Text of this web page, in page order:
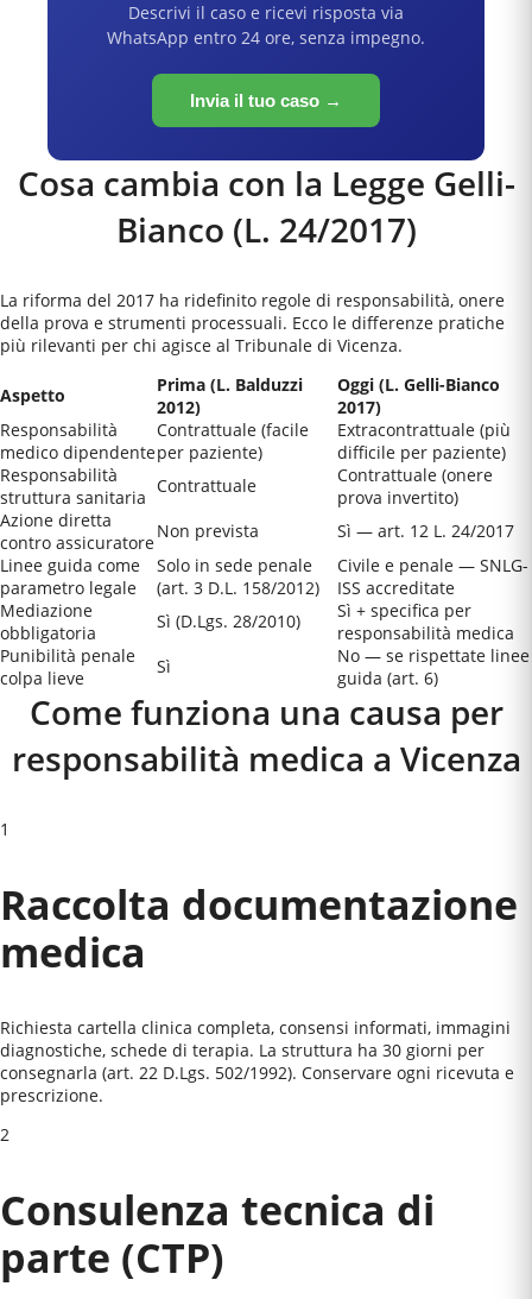
Descrivi il caso e ricevi risposta via
WhatsApp entro 24 ore, senza impegno.
Invia il tuo caso →
Cosa cambia con la Legge Gelli-
Bianco (L. 24/2017)
La riforma del 2017 ha ridefinito regole di responsabilità, onere
della prova e strumenti processuali. Ecco le differenze pratiche
più rilevanti per chi agisce al Tribunale di Vicenza.
Aspetto
Prima (L. Balduzzi
2012)
Oggi (L. Gelli-Bianco
2017)
Responsabilità
medico dipendente
Contrattuale (facile
per paziente)
Extracontrattuale (più
difficile per paziente)
Responsabilità
struttura sanitaria
Contrattuale
Contrattuale (onere
prova invertito)
Azione diretta
contro assicuratore
Non prevista
Sì — art. 12 L. 24/2017
Linee guida come
parametro legale
Solo in sede penale
(art. 3 D.L. 158/2012)
Civile e penale — SNLG-
ISS accreditate
Mediazione
obbligatoria
Sì (D.Lgs. 28/2010)
Sì + specifica per
responsabilità medica
Punibilità penale
colpa lieve
Sì
No — se rispettate linee
guida (art. 6)
Come funziona una causa per
responsabilità medica a Vicenza
1
Raccolta documentazione
medica
Richiesta cartella clinica completa, consensi informati, immagini
diagnostiche, schede di terapia. La struttura ha 30 giorni per
consegnarla (art. 22 D.Lgs. 502/1992). Conservare ogni ricevuta e
prescrizione.
2
Consulenza tecnica di
parte (CTP)